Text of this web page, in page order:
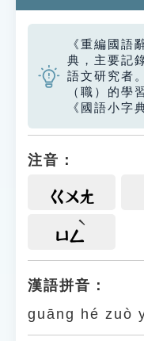
《重編國語
典，主要記
語文研究者
（職）的學
《國語小字
注音：
ㄍㄨㄤ
ㄩㄥ
漢語拼音：
guāng hé zuò